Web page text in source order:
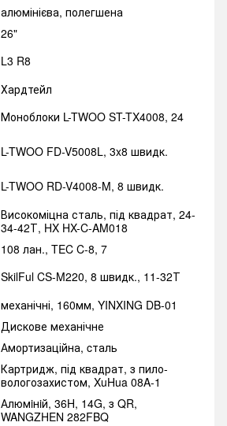
алюмінієва, полегшена
26"
L3 R8
Хардтейл
Моноблоки L-TWOO ST-TX4008, 24
L-TWOO FD-V5008L, 3x8 швидк.
L-TWOO RD-V4008-M, 8 швидк.
Високоміцна сталь, під квадрат, 24-
34-42Т, HX HX-C-AM018
108 лан., TEC C-8, 7
SkilFul CS-M220, 8 швидк., 11-32Т
механічні, 160мм, YINXING DB-01
Дискове механічне
Амортизаційна, cталь
Картридж, під квадрат, з пило-
вологозахистом, XuHua 08A-1
Алюмiнiй, 36H, 14G, з QR,
WANGZHEN 282FBQ